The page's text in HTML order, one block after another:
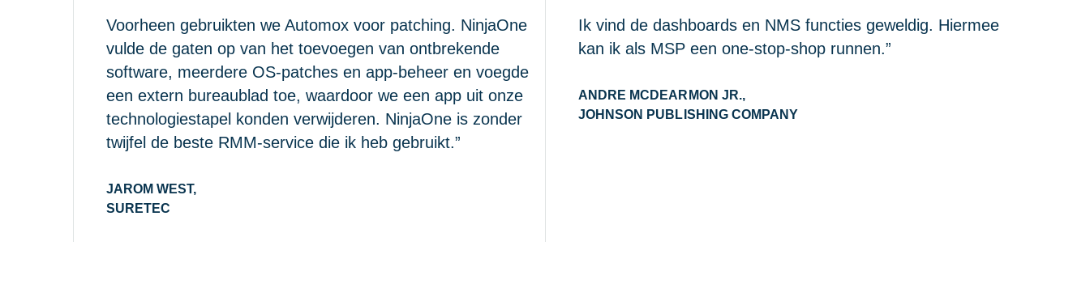
Voorheen gebruikten we Automox voor patching. NinjaOne
vulde de gaten op van het toevoegen van ontbrekende
software, meerdere OS-patches en app-beheer en voegde
een extern bureaublad toe, waardoor we een app uit onze
technologiestapel konden verwijderen. NinjaOne is zonder
twijfel de beste RMM-service die ik heb gebruikt.”
JAROM WEST,
SURETEC
Ik vind de dashboards en NMS functies geweldig. Hiermee
kan ik als MSP een one-stop-shop runnen.”
ANDRE MCDEARMON JR.,
JOHNSON PUBLISHING COMPANY